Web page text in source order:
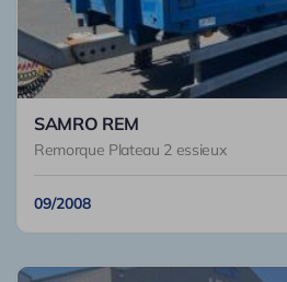
SAMRO REM
Remorque Plateau 2 essieux
09/2008